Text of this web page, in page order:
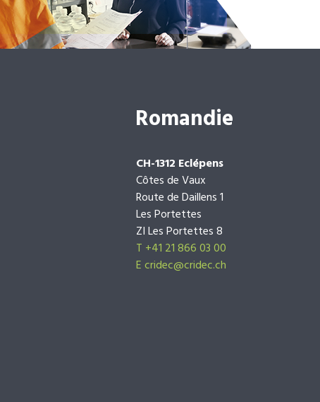
Romandie
CH-1312 Eclépens
Côtes de Vaux
Route de Daillens 1
Les Portettes
ZI Les Portettes 8
T +41 21 866 03 00
Ecridec@cridec.ch